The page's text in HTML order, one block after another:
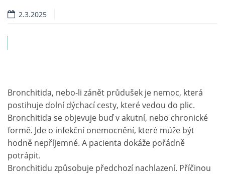
2.3.2025
Bronchitida, nebo-li zánět průdušek je nemoc, která
postihuje dolní dýchací cesty, které vedou do plic.
Bronchitida se objevuje buď v akutní, nebo chronické
formě. Jde o infekční onemocnění, které může být
hodně nepříjemné. A pacienta dokáže pořádně
potrápit.
Bronchitidu způsobuje předchozí nachlazení. Příčinou